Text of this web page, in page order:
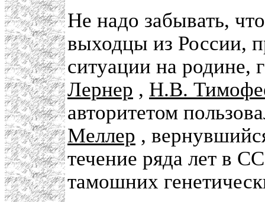
Не надо забывать,
выходцы из России,
ситуации на родине,
Лернер , Н.В.
авторитетом
Меллер ,
течение ряда лет в
тамошних